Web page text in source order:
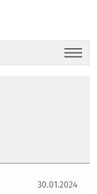
30.01.2024